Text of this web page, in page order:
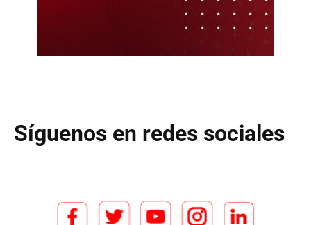
Síguenos en redes sociales